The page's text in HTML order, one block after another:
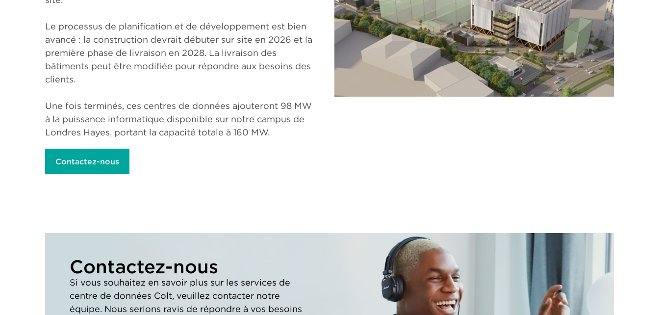
Le processus de planification et de développement est bien
avancé : la construction devrait débuter sur site en 2026 et la
première phase de livraison en 2028. La livraison des
bâtiments peut être modifiée pour répondre aux besoins des
clients.
Une fois terminés, ces centres de données ajouteront 98 MW
à la puissance informatique disponible sur notre campus de
Londres Hayes, portant la capacité totale à 160 MW.
Contactez-nous
Contactez-nous
Si vous souhaitez en savoir plus sur les services de
centre de données Colt, veuillez contacter notre
équipe. Nous serions ravis de répondre à vos besoins